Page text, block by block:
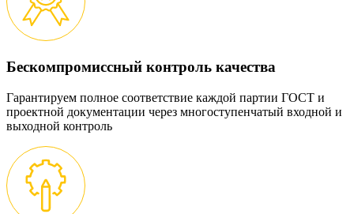
Бескомпромиссный контроль качества
Гарантируем полное соответствие каждой партии ГОСТ и
проектной документации через многоступенчатый входной и
выходной контроль